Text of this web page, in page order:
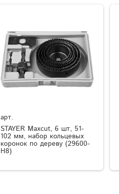
арт.
STAYER Maxcut, 6 шт, 51-
102 мм, набор кольцевых
коронок по дереву (29600-
H8)